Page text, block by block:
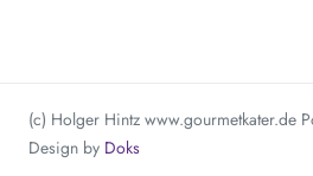
(c) Holger Hintz www.gourmetkater.de
Design by Doks